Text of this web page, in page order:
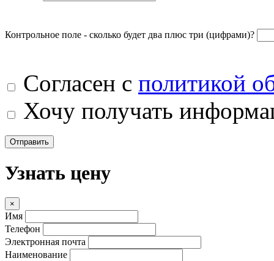
Контрольное поле - сколько будет два плюс три (цифрами)?
Согласен с политикой
Хочу получать
Отправить
Узнать цену
×
Имя
Телефон
Электронная почта
Наименование